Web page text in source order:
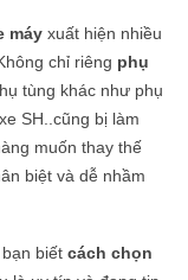
máy xuất hiện nhiều
chỉ riêng phụ
tùng khác như phụ
SH..cũng bị làm
muốn thay thế
biệt và dễ nhầm
biết cách chọn